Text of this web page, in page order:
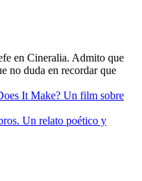
en Cineralia. Admito que
no duda en recordar que
It Make? Un film sobre
Un relato poético y